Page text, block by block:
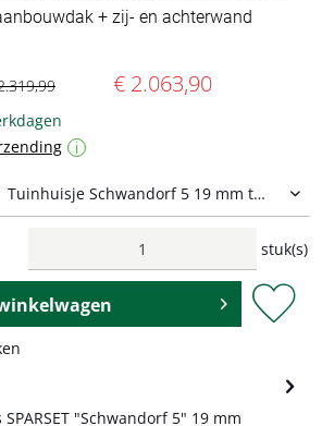
+ zij- en achterwand
€ 2.063,90
i
stuk(s)
"Schwandorf 5" 19 mm